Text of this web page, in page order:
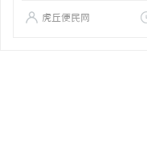
虎丘便民网